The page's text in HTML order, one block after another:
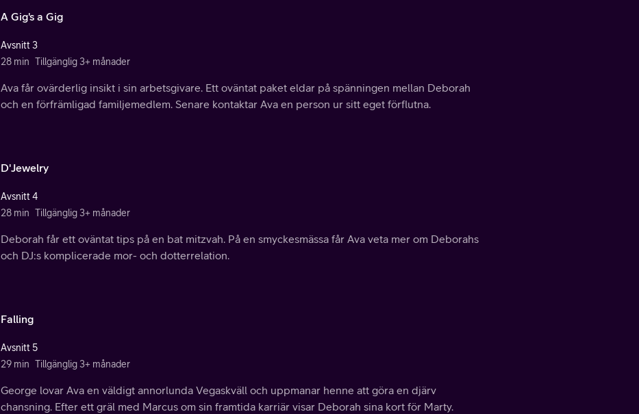
A Gig's a Gig
Avsnitt 3
28 min Tillgänglig 3+ månader
Ava får ovärderlig insikt i sin arbetsgivare. Ett oväntat paket eldar på spänningen mellan Deborah
och en förfrämligad familjemedlem. Senare kontaktar Ava en person ur sitt eget förflutna.
D'Jewelry
Avsnitt 4
28 min Tillgänglig 3+ månader
Deborah får ett oväntat tips på en bat mitzvah. På en smyckesmässa får Ava veta mer om Deborahs
och DJ:s komplicerade mor- och dotterrelation.
Falling
Avsnitt 5
29 min Tillgänglig 3+ månader
George lovar Ava en väldigt annorlunda Vegaskväll och uppmanar henne att göra en djärv
chansning. Efter ett gräl med Marcus om sin framtida karriär visar Deborah sina kort för Marty.